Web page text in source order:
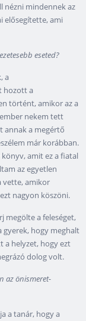
nézni mindennek az
elősegítette, ami
eseted?
a
hozott a
történt, amikor az a
nekem tett
annak a megértő
már korábban.
könyv, amit ez a fiatal
az egyetlen
vette, amikor
nagyon köszöni.
megölte a feleséget,
hogy meghalt
a helyzet, hogy ezt
dolog volt.
az önismeret-
a tanár, hogy a